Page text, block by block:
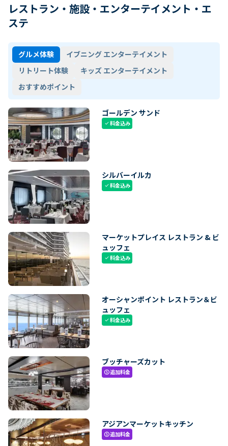
レストラン・施設・エンターテイメント・エ
ステ
グルメ体験
イブニング エンターテイメント
リトリート体験
キッズ エンターテイメント
おすすめポイント
ゴールデン サンド
check料金込み
シルバーイルカ
check料金込み
マーケットプレイス レストラン & ビ
ュッフェ
check料金込み
オーシャンポイント レストラン＆ビ
ュッフェ
check料金込み
ブッチャーズカット
paid追加料金
アジアンマーケットキッチン
paid追加料金